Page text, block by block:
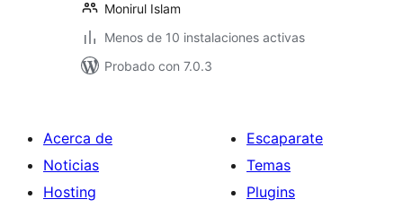
Monirul Islam
Menos de 10 instalaciones activas
Probado con 7.0.3
Acerca de
Noticias
Hosting
Escaparate
Temas
Plugins